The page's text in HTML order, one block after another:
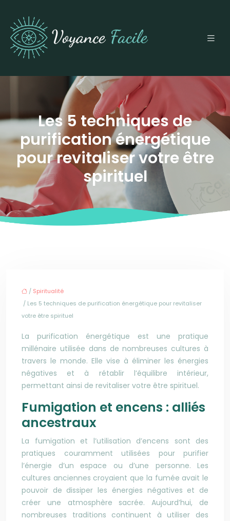
Les 5 techniques de
purification énergétique
pour revitaliser votre être
spirituel
/ Spiritualité
/ Les 5 techniques de purification énergétique pour revitaliser
votre être spirituel
La purification énergétique est une pratique
millénaire utilisée dans de nombreuses cultures à
travers le monde. Elle vise à éliminer les énergies
négatives et à rétablir l’équilibre intérieur,
permettant ainsi de revitaliser votre être spirituel.
Fumigation et encens : alliés
ancestraux
La fumigation et l’utilisation d’encens sont des
pratiques couramment utilisées pour purifier
l’énergie d’un espace ou d’une personne. Les
cultures anciennes croyaient que la fumée avait le
pouvoir de dissiper les énergies négatives et de
créer une atmosphère sacrée. Aujourd’hui, de
nombreuses traditions continuent à utiliser des